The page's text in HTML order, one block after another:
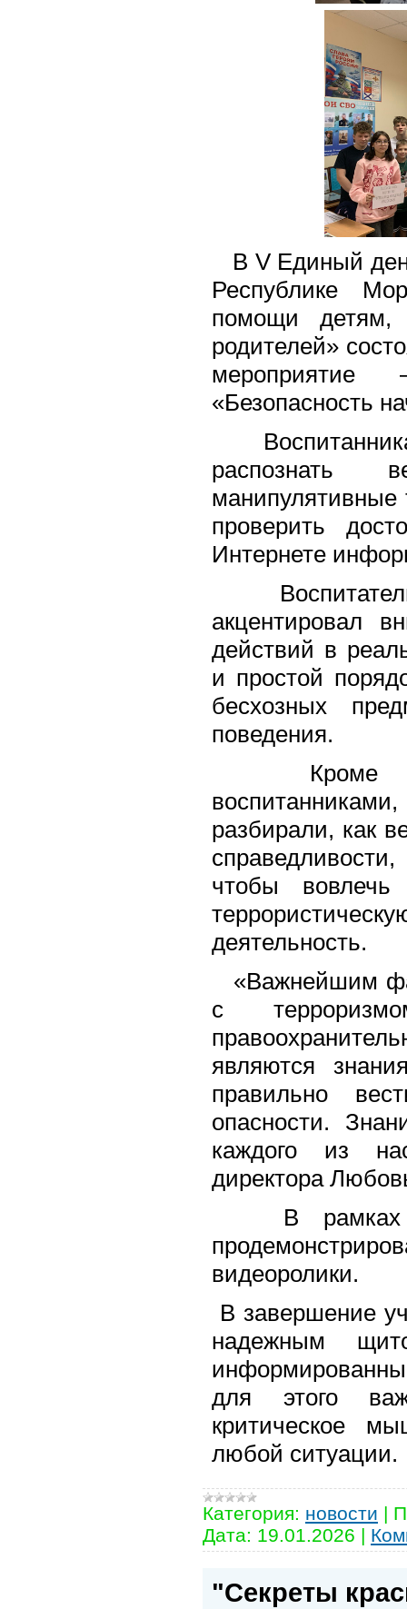
В V Единый
Республике
помощи детям,
родителей»
мероприятие
«Безопасность
распознать
манипулятивные
проверить
Интернете
акцентировал
действий в
и простой
бесхозных
поведения.
Кроме
разбирали, как
чтобы
деятельность.
«Важнейшим
с
являются
правильно
опасности.
каждого из
директора
В рамках
видеоролики.
В завершение
надежным
для этого
критическое
любой ситуации.
Категория: новости |
Дата: 19.01.2026 |
"Секреты